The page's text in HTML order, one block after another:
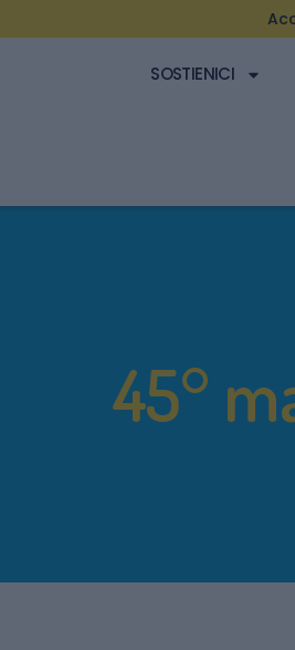
SOSTIENICI
45°